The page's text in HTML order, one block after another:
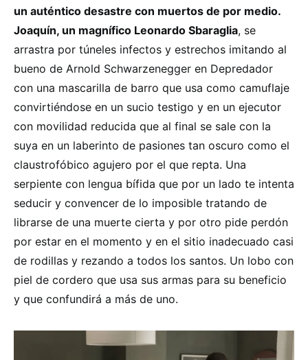
un auténtico desastre con muertos de por medio.
Joaquín, un magnífico Leonardo Sbaraglia, se
arrastra por túneles infectos y estrechos imitando al
bueno de Arnold Schwarzenegger en Depredador
con una mascarilla de barro que usa como camuflaje
convirtiéndose en un sucio testigo y en un ejecutor
con movilidad reducida que al final se sale con la
suya en un laberinto de pasiones tan oscuro como el
claustrofóbico agujero por el que repta. Una
serpiente con lengua bífida que por un lado te intenta
seducir y convencer de lo imposible tratando de
librarse de una muerte cierta y por otro pide perdón
por estar en el momento y en el sitio inadecuado casi
de rodillas y rezando a todos los santos. Un lobo con
piel de cordero que usa sus armas para su beneficio
y que confundirá a más de uno.